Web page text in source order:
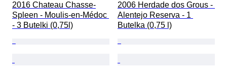
2016 Chateau Chasse-
Spleen - Moulis-en-Médoc
- 3 Butelki (0,75l)
2006 Herdade dos Grous -
Alentejo Reserva - 1
Butelka (0,75 l)